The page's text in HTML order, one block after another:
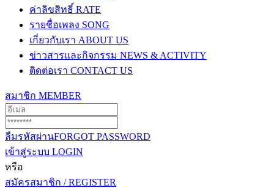
ค่าลิขสิทธิ์ RATE
รายชื่อเพลง SONG
เกี่ยวกับเรา ABOUT US
ข่าวสารและกิจกรรม NEWS & ACTIVITY
ติดต่อเรา CONTACT US
สมาชิก MEMBER
ลืมรหัสผ่านFORGOT PASSWORD
เข้าสู่ระบบ LOGIN
หรือ
สมัครสมาชิก / REGISTER